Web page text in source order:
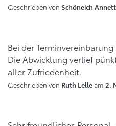
Geschrieben von Schöneich
Bei der
Die Abwicklung verlief
aller Zufriedenheit.
Geschrieben von Ruth Lelleam 2.